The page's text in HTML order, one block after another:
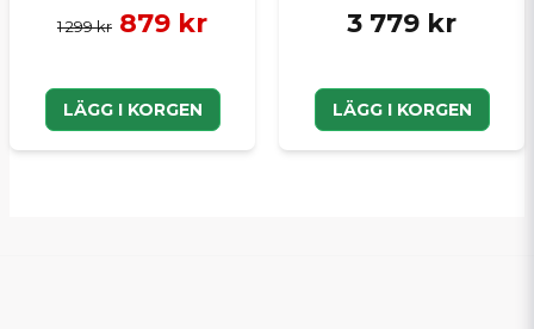
1 299 kr 879 kr
LÄGG I KORGEN
3 779 kr
LÄGG I KORGEN